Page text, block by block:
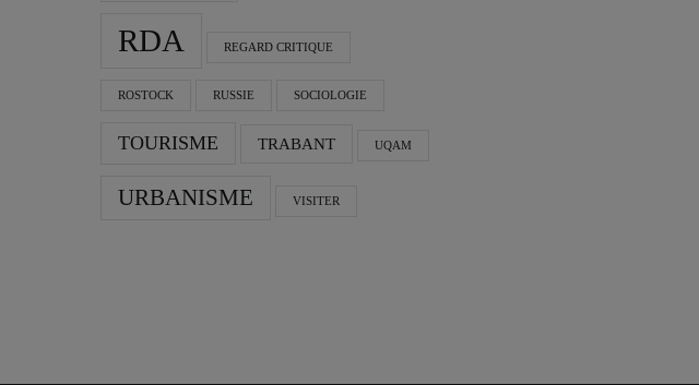
RDA REGARD CRITIQUE
ROSTOCK RUSSIE SOCIOLOGIE
TOURISME TRABANT UQAM
URBANISME VISITER